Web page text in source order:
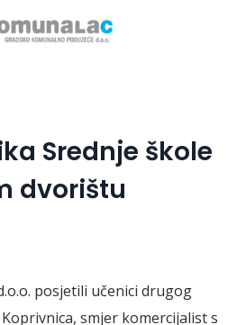
Srednje škole
dvorištu
posjetili učenici drugog
smjer komercijalist s